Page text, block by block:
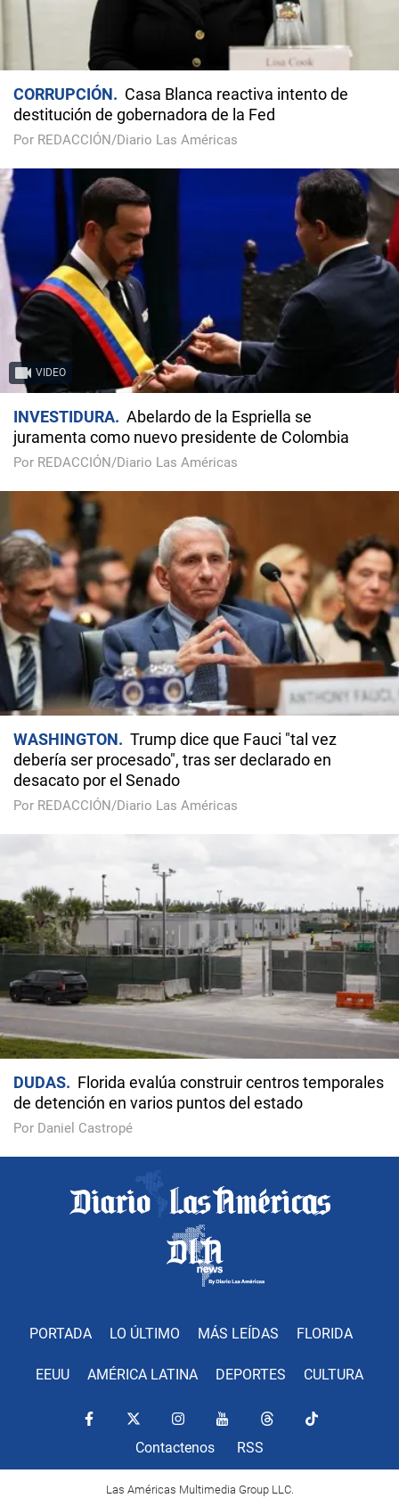
CORRUPCIÓN
Casa Blanca reactiva intento de
destitución de gobernadora de la Fed
Por REDACCIÓN/Diario Las Américas
VIDEO
INVESTIDURA
Abelardo de la Espriella se
juramenta como nuevo presidente de Colombia
Por REDACCIÓN/Diario Las Américas
WASHINGTON
Trump dice que Fauci "tal vez
debería ser procesado", tras ser declarado en
desacato por el Senado
Por REDACCIÓN/Diario Las Américas
DUDAS
Florida evalúa construir centros temporales
de detención en varios puntos del estado
Por Daniel Castropé
PORTADA LO ÚLTIMO MÁS LEÍDAS FLORIDA
EEUU AMÉRICA LATINA DEPORTES CULTURA
Contactenos RSS
Las Américas Multimedia Group LLC.